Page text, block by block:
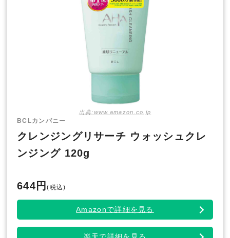
出典:www.amazon.co.jp
BCLカンパニー
クレンジングリサーチ ウォッシュクレ
ンジング 120g
644円(税込)
Amazonで詳細を見る